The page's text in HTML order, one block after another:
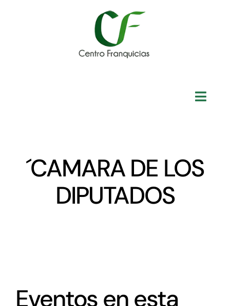
Conócenos
Franquicias
Contacto
´CAMARA DE LOS
DIPUTADOS
Eventos en esta